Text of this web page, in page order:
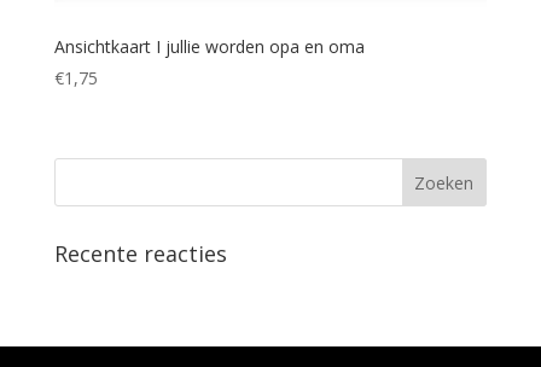
Ansichtkaart I jullie worden opa en oma
€1,75
Recente reacties